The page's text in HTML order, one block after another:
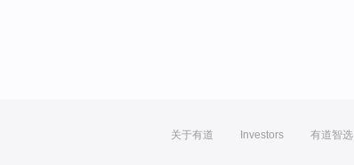
关于有道 Investors 有道智选